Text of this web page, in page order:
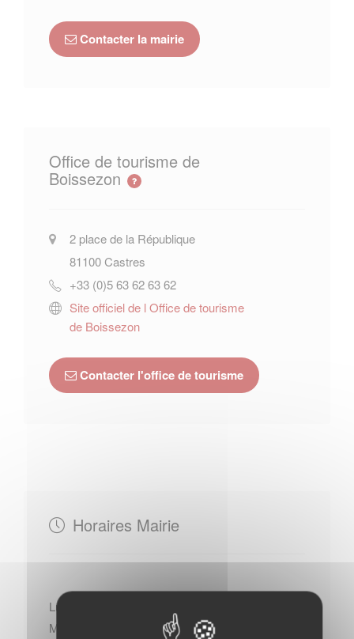
Contacter la mairie
Office de tourisme de
Boissezon
2 place de la République
81100Castres
+33 (0)5 63 62 63 62
Site officiel de l Office de tourisme
de Boissezon
Contacter l'office de tourisme
Horaires Mairie
Lundi : - 14h00 à 18h00
Mardi : - 10h00 à 12h30